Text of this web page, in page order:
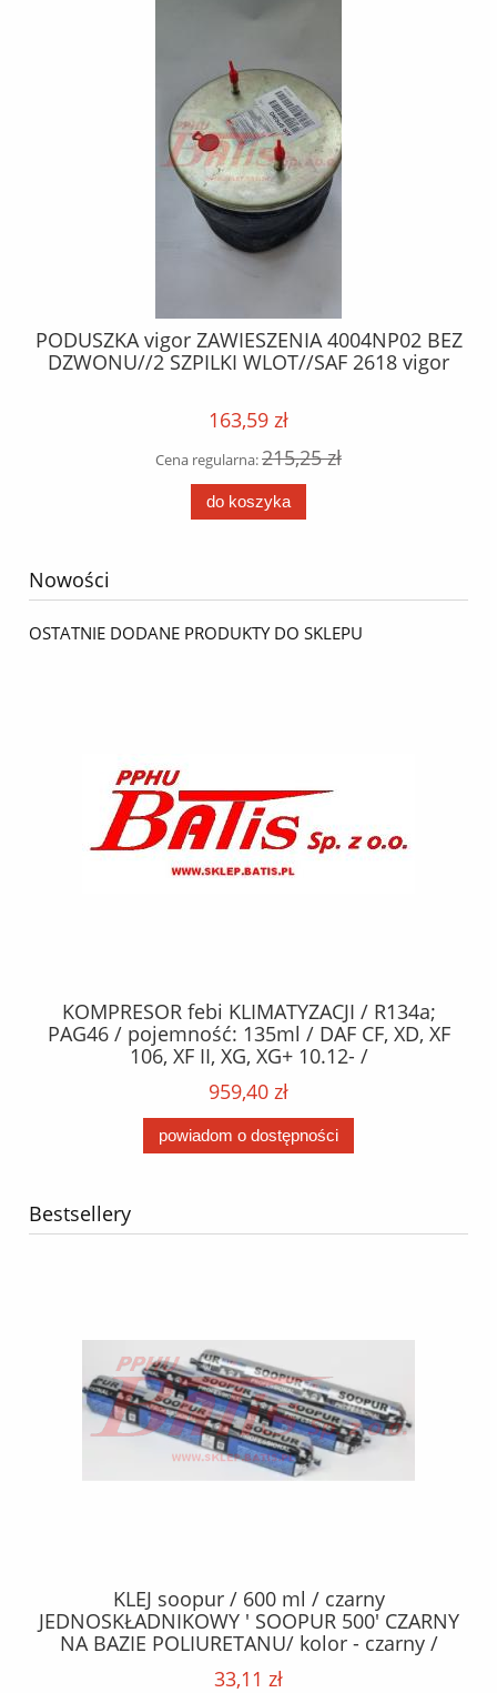
PODUSZKA vigor ZAWIESZENIA 4004NP02 BEZ
DZWONU//2 SZPILKI WLOT//SAF 2618 vigor
163,59 zł
Cena regularna:215,25 zł
do koszyka
Nowości
OSTATNIE DODANE PRODUKTY DO SKLEPU
KOMPRESOR febi KLIMATYZACJI / R134a;
PAG46 / pojemność: 135ml / DAF CF, XD, XF
106, XF II, XG, XG+ 10.12- /
959,40 zł
powiadom o dostępności
Bestsellery
KLEJ soopur / 600 ml / czarny
JEDNOSKŁADNIKOWY ' SOOPUR 500' CZARNY
NA BAZIE POLIURETANU/ kolor - czarny /
karton 20 szt. / pistolet do kleju 307730 /
33,11 zł